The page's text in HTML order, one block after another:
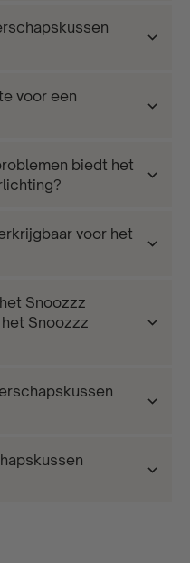
voor een
biedt het
voor het
Snoozzz
Snoozzz